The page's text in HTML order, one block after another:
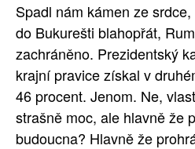
Spadl nám kámen ze
do Bukurešti blahopřát,
zachráněno. Prezidentský
krajní pravice získal v
46 procent. Jenom. Ne,
strašně moc, ale hlavně že
budoucna? Hlavně že